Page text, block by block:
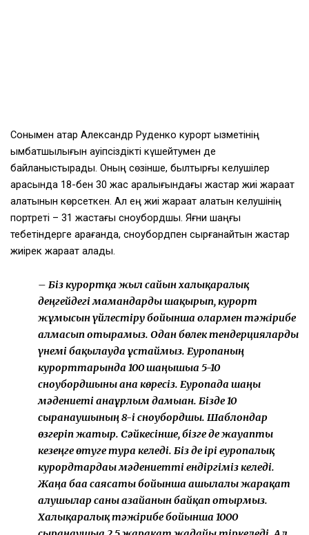
Сонымен қатар Александр Руденко курорт қызметінің
қымбатшылығын қауіпсіздікті күшейтумен де
байланыстырады. Оның сөзінше, былтырғы келушілер
арасында 18-бен 30 жас аралығындағы жастар жиі жарақат
алатынын көрсеткен. Ал ең жиі жарақат алатын келушінің
портреті – 31 жастағы сноубордшы. Яғни шаңғы
тебетіндерге қарағанда, сноубордпен сырғанайтын жастар
жиірек жарақат алады.
– Біз курортқа жыл сайын халықаралық
деңгейдегі мамандарды шақырып, курорт
жұмысын үйлестіру бойынша олармен тәжірибе
алмасып отырамыз. Одан бөлек тендерцияларды
үнемі бақылауда ұстаймыз. Еуропаның
курорттарында 100 шаңғышыға 5-10
сноубордшыны ғана көресіз. Еуропада шаңғы
мәдениеті анағұрлым дамыған. Бізде 10
сырғанаушының 8-і сноубордшы. Шаблондар
өзгеріп жатыр. Сәйкесінше, бізге де жауапты
кезеңге өтуге тура келеді. Біз де ірі еуропалық
курордтардағы мәдениетті ендіргіміз келеді.
Жаңа баға саясаты бойынша ашылғалы жарақат
алушылар саны азайғанын байқап отырмыз.
Халықаралық тәжірибе бойынша 1000